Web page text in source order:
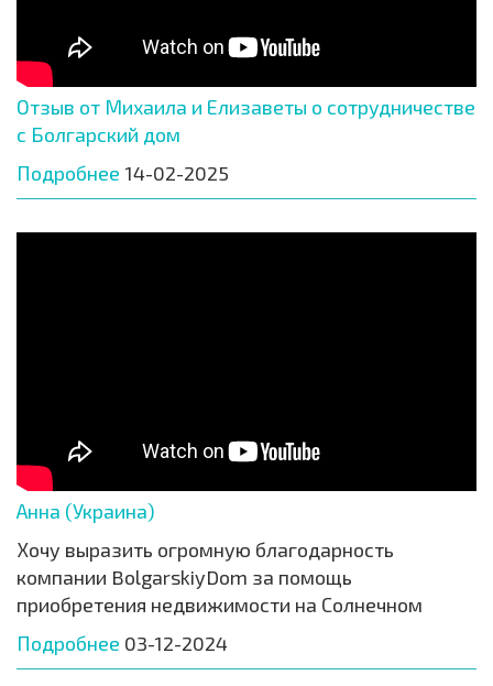
Отзыв от Михаила и Елизаветы о сотрудничестве
с Болгарский дом
Подробнее 14-02-2025
Анна (Украина)
Хочу выразить огромную благодарность
компании BolgarskiyDom за помощь
приобретения недвижимости на Солнечном
Подробнее 03-12-2024